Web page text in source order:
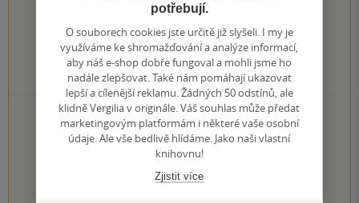
1×
5 hvězdiček
1×
4 hvězdičky
0×
3 hvězdičky
0×
2 hvězdičky
0×
1 hvezdička
PŘIDEJTE SVÉ HODNOCENÍ KNIHY
Hodnocení našich knihkupců: 0.0 z 5
3 4 5
potřebují.
O souborech cookies jste určitě již slyšeli. I my je
využíváme ke shromažďování a analýze informací,
aby náš e-shop dobře fungoval a mohli jsme ho
nadále zlepšovat. Také nám pomáhají ukazovat
lepší a cílenější reklamu. Žádných 50 odstínů, ale
klidně Vergilia v originále. Váš souhlas může předat
marketingovým platformám i některé vaše osobní
údaje. Ale vše bedlivě hlídáme. Jako naši vlastní
knihovnu!
Zjistit více